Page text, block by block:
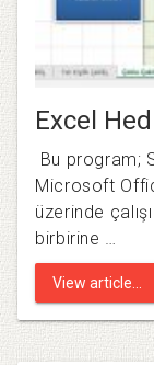
Excel
Bu program;
Microsoft
üzerinde
birbirine …
View article...